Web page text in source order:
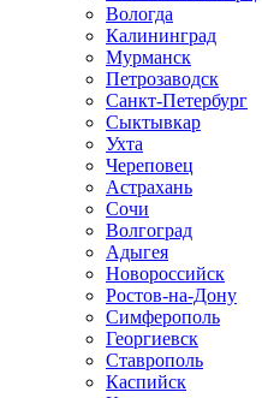
Вологда
Калининград
Мурманск
Петрозаводск
Санкт-Петербург
Сыктывкар
Ухта
Череповец
Астрахань
Сочи
Волгоград
Адыгея
Новороссийск
Ростов-на-Дону
Симферополь
Георгиевск
Ставрополь
Каспийск